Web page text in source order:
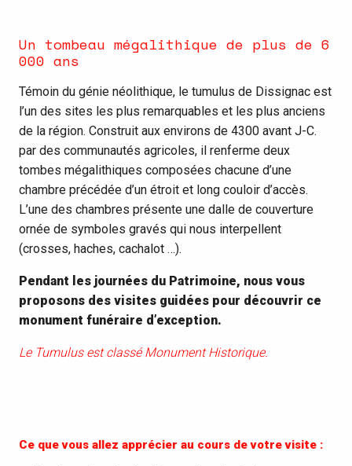
Un tombeau mégalithique de plus de 6
000 ans
Témoin du génie néolithique, le tumulus de Dissignac est
l’un des sites les plus remarquables et les plus anciens
de la région. Construit aux environs de 4300 avant J-C.
par des communautés agricoles, il renferme deux
tombes mégalithiques composées chacune d’une
chambre précédée d’un étroit et long couloir d’accès.
L’une des chambres présente une dalle de couverture
ornée de symboles gravés qui nous interpellent
(crosses, haches, cachalot …).
Pendant les journées du Patrimoine, nous vous
proposons des visites guidées pour découvrir ce
monument funéraire d’exception.
Le Tumulus est classé Monument Historique.
Ce que vous allez apprécier au cours de votre visite :